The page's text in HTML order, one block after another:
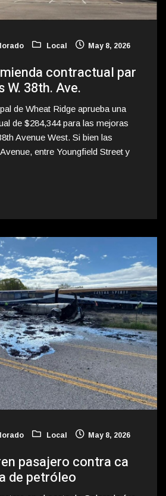
Local May 8, 2026
contractual par
38th. Ave.
de Wheat Ridge aprueba una
de $284,344 para las mejoras
Avenue West. Si bien las
entre Youngfield Street y
Local May 8, 2026
pasajero contra ca
de petróleo